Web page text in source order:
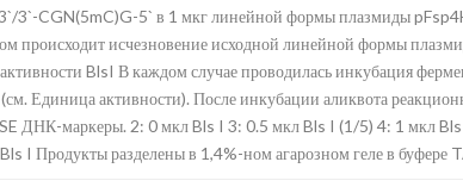
3`-CGN(5mC)G-5` в 1 мкг линейной формы плазмиды
происходит исчезновение исходной линейной формы
BlsI В каждом случае проводилась инкубация
Единица активности). После инкубации аликвота
ДНК-маркеры. 2: 0 мкл Bls I 3: 0.5 мкл Bls I (1/5) 4: 1 мкл
I Продукты разделены в 1,4%-ном агарозном геле в буфере